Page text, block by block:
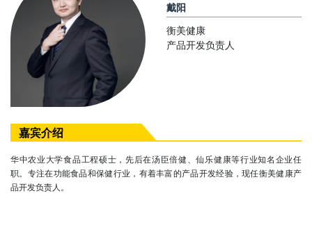
戴阳
衡美健康
产品开发负责人
嘉宾介绍
华中农业大学食品工程硕士，先后在汤臣倍健、仙乐健康等行业知名企业任
职。专注在功能食品和保健行业，有着丰富的产品开发经验，现任衡美健康产
品开发负责人。